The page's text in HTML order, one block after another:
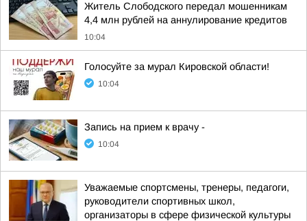
Житель Слободского передал мошенникам
4,4 млн рублей на аннулирование кредитов
10:04
Голосуйте за мурал Кировской области!
10:04
Запись на прием к врачу -
10:04
Уважаемые спортсмены, тренеры, педагоги,
руководители спортивных школ,
организаторы в сфере физической культуры